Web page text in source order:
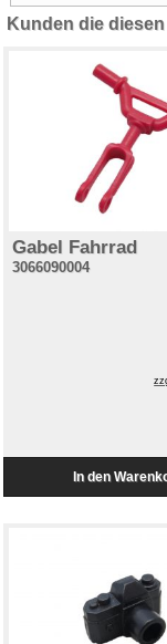
Kunden die
Gabel Fahrrad
3066090004